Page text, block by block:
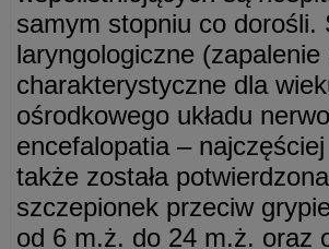
samym stopniu co dorośli.
laryngologiczne
charakterystyczne dla
ośrodkowego układu
encefalopatia –
także została
szczepionek przeciw
od 6 m.ż. do 24 m.ż. oraz